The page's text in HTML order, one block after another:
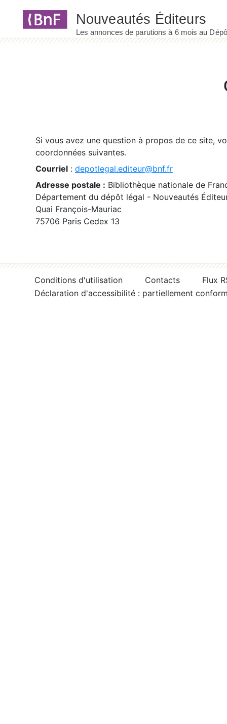
Si vous avez une question à propos de ce site,
coordonnées suivantes.
Courriel : depotlegal.editeur@bnf.fr
Adresse postale : Bibliothèque nationale de
Département du dépôt légal - Nouveautés
Quai François-Mauriac
75706 Paris Cedex 13
Conditions d'utilisation Contacts
Flux
Déclaration d'accessibilité : partiellement